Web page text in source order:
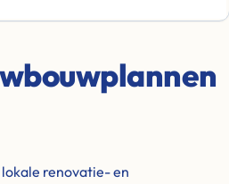
renovatie- en